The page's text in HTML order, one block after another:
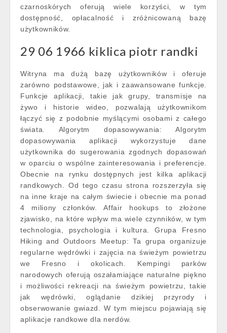
czarnoskórych oferują wiele korzyści, w tym
dostępność, opłacalność i zróżnicowaną bazę
użytkowników.
29 06 1966 kiklica piotr randki
Witryna ma dużą bazę użytkowników i oferuje
zarówno podstawowe, jak i zaawansowane funkcje.
Funkcje aplikacji, takie jak grupy, transmisje na
żywo i historie wideo, pozwalają użytkownikom
łączyć się z podobnie myślącymi osobami z całego
świata. Algorytm dopasowywania: Algorytm
dopasowywania aplikacji wykorzystuje dane
użytkownika do sugerowania zgodnych dopasowań
w oparciu o wspólne zainteresowania i preferencje.
Obecnie na rynku dostępnych jest kilka aplikacji
randkowych. Od tego czasu strona rozszerzyła się
na inne kraje na całym świecie i obecnie ma ponad
4 miliony członków. Affair hookups to złożone
zjawisko, na które wpływ ma wiele czynników, w tym
technologia, psychologia i kultura. Grupa Fresno
Hiking and Outdoors Meetup: Ta grupa organizuje
regularne wędrówki i zajęcia na świeżym powietrzu
we Fresno i okolicach. Kempingi parków
narodowych oferują oszałamiające naturalne piękno
i możliwości rekreacji na świeżym powietrzu, takie
jak wędrówki, oglądanie dzikiej przyrody i
obserwowanie gwiazd. W tym miejscu pojawiają się
aplikacje randkowe dla nerdów.